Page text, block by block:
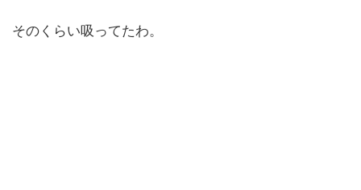
そのくらい吸ってたわ。